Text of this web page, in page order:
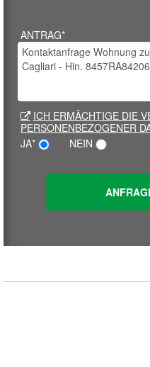
ANTRAG*
ICH ERMÄCHTIGE DIE
PERSONENBEZOGENER
JA*
NEIN